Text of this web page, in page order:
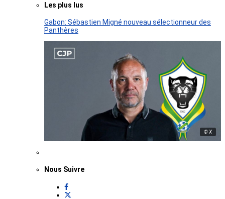
Les plus lus
Gabon: Sébastien Migné nouveau sélectionneur des
Panthères
© X
Nous Suivre